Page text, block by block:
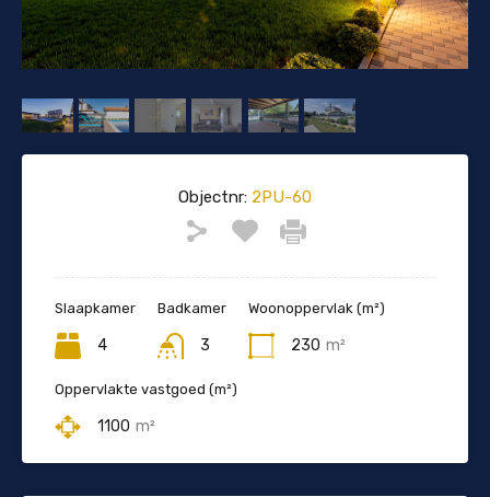
Objectnr: 2PU-60
Slaapkamer
4
Badkamer
3
Woonoppervlak (m²)
230 m²
Oppervlakte vastgoed (m²)
1100 m²